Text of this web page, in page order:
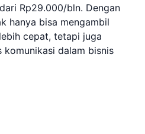
Rp29.000/bln. Dengan
hanya bisa mengambil
cepat, tetapi juga
dalam bisnis